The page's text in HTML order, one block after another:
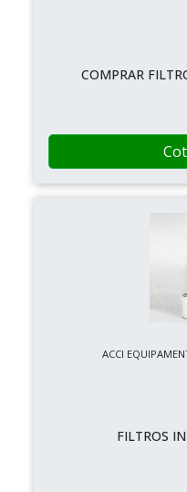
COMPRAR
ACCI
FILTROS